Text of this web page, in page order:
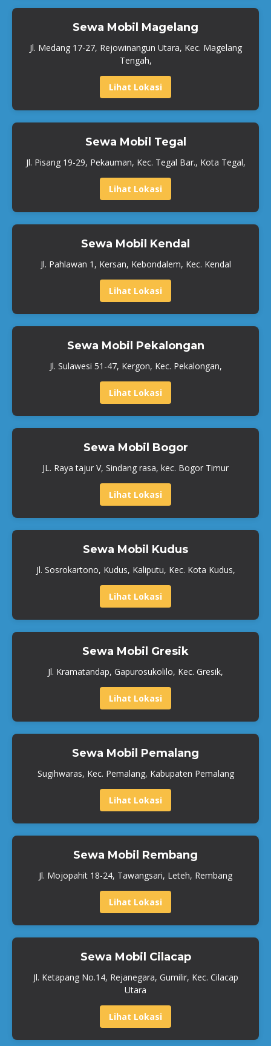
Sewa Mobil Magelang
Jl. Medang 17-27, Rejowinangun Utara, Kec. Magelang
Tengah,
Lihat Lokasi
Sewa Mobil Tegal
Jl. Pisang 19-29, Pekauman, Kec. Tegal Bar., Kota Tegal,
Lihat Lokasi
Sewa Mobil Kendal
Jl. Pahlawan 1, Kersan, Kebondalem, Kec. Kendal
Lihat Lokasi
Sewa Mobil Pekalongan
Jl. Sulawesi 51-47, Kergon, Kec. Pekalongan,
Lihat Lokasi
Sewa Mobil Bogor
JL. Raya tajur V, Sindang rasa, kec. Bogor Timur
Lihat Lokasi
Sewa Mobil Kudus
Jl. Sosrokartono, Kudus, Kaliputu, Kec. Kota Kudus,
Lihat Lokasi
Sewa Mobil Gresik
Jl. Kramatandap, Gapurosukolilo, Kec. Gresik,
Lihat Lokasi
Sewa Mobil Pemalang
Sugihwaras, Kec. Pemalang, Kabupaten Pemalang
Lihat Lokasi
Sewa Mobil Rembang
Jl. Mojopahit 18-24, Tawangsari, Leteh, Rembang
Lihat Lokasi
Sewa Mobil Cilacap
Jl. Ketapang No.14, Rejanegara, Gumilir, Kec. Cilacap
Utara
Lihat Lokasi